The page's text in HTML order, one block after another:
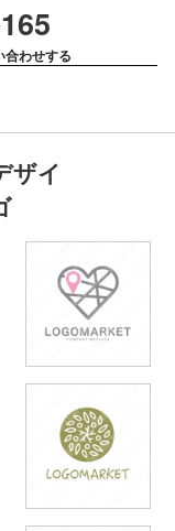
合わせする
ザイ